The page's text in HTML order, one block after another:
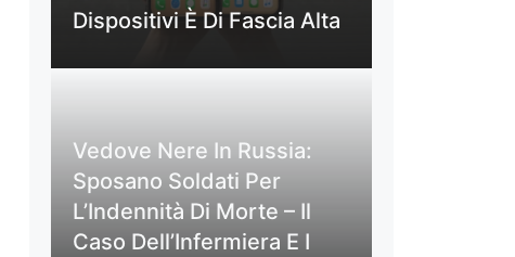
Dispositivi È Di Fascia Alta
Vedove Nere In Russia:
Sposano Soldati Per
L’Indennità Di Morte – Il
Caso Dell’Infermiera E I